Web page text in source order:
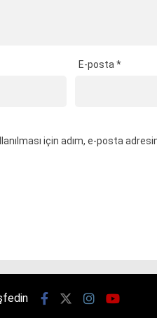
E-posta *
için adım, e-posta